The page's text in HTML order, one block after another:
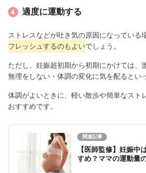
適度に運動する
ストレスなどが吐き気の原因になっている
フレッシュするのもよいでしょう。
ただし、妊娠超初期から初期にかけては、
無理をしない・体調の変化に気を配るとい
体調がよいときに、軽い散歩や簡単なスト
おすすめです。
関連記事
【医師監修】妊娠中
すめ？ママの運動量